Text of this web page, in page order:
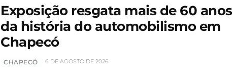
Exposição resgata mais de 60 anos
da história do automobilismo em
Chapecó
CHAPECÓ 6 DE AGOSTO DE 2026